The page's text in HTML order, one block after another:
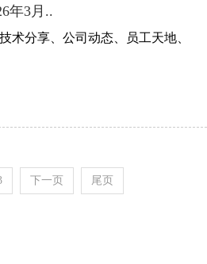
年3月..
术分享、公司动态、员工天地、
下一页 尾页